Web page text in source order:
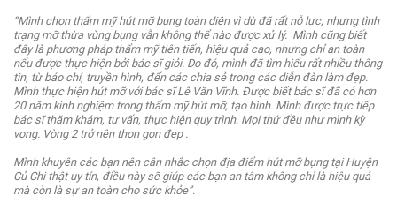
“Mình chọn thẩm mỹ hút mỡ bụng toàn diện vì dù đã rất nỗ lực, nhưng tình
trạng mỡ thừa vùng bụng vẫn không thể nào được xử lý. Mình cũng biết
đây là phương pháp thẩm mỹ tiên tiến, hiệu quả cao, nhưng chỉ an toàn
nếu được thực hiện bởi bác sĩ giỏi. Do đó, mình đã tìm hiểu rất nhiều thông
tin, từ báo chí, truyền hình, đến các chia sẻ trong các diễn đàn làm đẹp.
Mình thực hiện hút mỡ với bác sĩ Lê Văn Vĩnh. Được biết bác sĩ đã có hơn
20 năm kinh nghiệm trong thẩm mỹ hút mỡ, tạo hình. Mình được trực tiếp
bác sĩ thăm khám, tư vấn, thực hiện quy trình. Mọi thứ đều như mình kỳ
vọng. Vòng 2 trở nên thon gọn đẹp .
Mình khuyên các bạn nên cân nhắc chọn địa điểm hút mỡ bụng tại Huyện
Củ Chi thật uy tín, điều này sẽ giúp các bạn an tâm không chỉ là hiệu quả
mà còn là sự an toàn cho sức khỏe”.